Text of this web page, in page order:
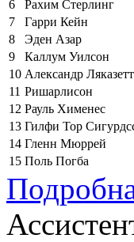
6
Рахим Стерлинг
7
Гарри Кейн
8
Эден Азар
9
Каллум Уилсон
10 Александр Ляказетт
11 Ришарлисон
12 Рауль Хименес
13 Гилфи Тор
14 Гленн Мюррей
15 Поль Погба